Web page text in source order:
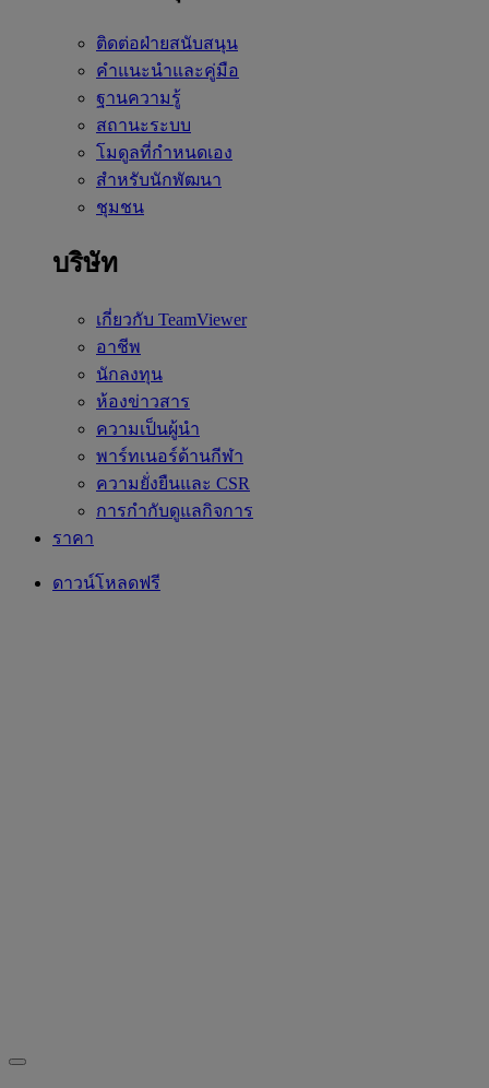
ติดต่อฝ่ายสนับสนุน
คำแนะนำและคู่มือ
ฐานความรู้
สถานะระบบ
โมดูลที่กำหนดเอง
สำหรับนักพัฒนา
ชุมชน
บริษัท
เกี่ยวกับ TeamViewer
อาชีพ
นักลงทุน
ห้องข่าวสาร
ความเป็นผู้นำ
พาร์ทเนอร์ด้านกีฬา
ความยั่งยืนและ CSR
การกำกับดูแลกิจการ
ราคา
ดาวน์โหลดฟรี